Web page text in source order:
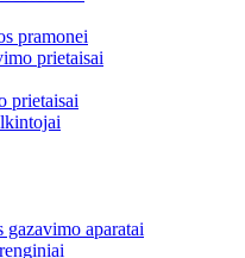
pramonei
prietaisai
prietaisai
gazavimo aparatai